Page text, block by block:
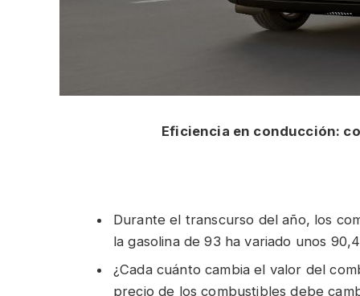
Eficiencia en conducción:
Durante el transcurso del año, los
la gasolina de 93 ha variado unos
¿Cada cuánto cambia el valor del
precio de los combustibles debe